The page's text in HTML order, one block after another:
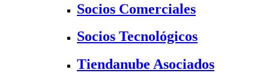
Socios Comerciales
Socios Tecnológicos
Tiendanube Asociados